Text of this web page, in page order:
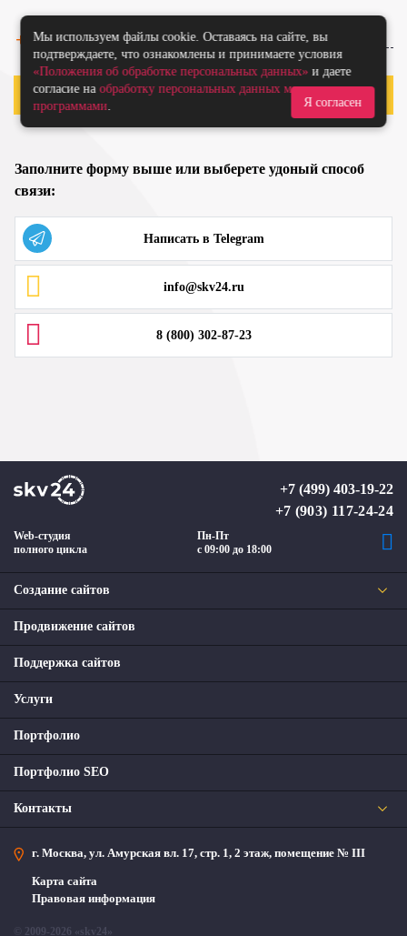
Прикрепить файл
Отправить
Заполните форму выше или выберете удоный способ
связи:
Написать в Telegram
info@skv24.ru
8 (800) 302-87-23
Мы используем файлы cookie. Оставаясь на сайте, вы
подтверждаете, что ознакомлены и принимаете условия
«Положения об обработке персональных данных» и даете
согласие наобработку персональных данных метрическими
программами. Я согласен
+7 (499) 403-19-22
+7 (903) 117-24-24
Web-студия
полного цикла
Пн-Пт
с 09:00 до 18:00
Создание сайтов
Продвижение сайтов
Поддержка сайтов
Услуги
Портфолио
Портфолио SEO
Контакты
г. Москва, ул. Амурская вл. 17, стр. 1, 2 этаж, помещение № III
Карта сайта
Правовая информация
© 2009-2026 «skv24»